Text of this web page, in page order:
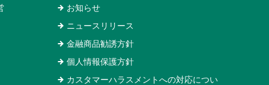
お知らせ
ニュースリリース
金融商品勧誘方針
個人情報保護方針
カスタマーハラスメントへの対応につい